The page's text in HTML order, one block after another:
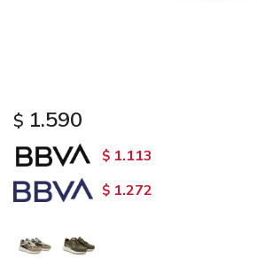
$ 1.590
$ 1.113
$ 1.272